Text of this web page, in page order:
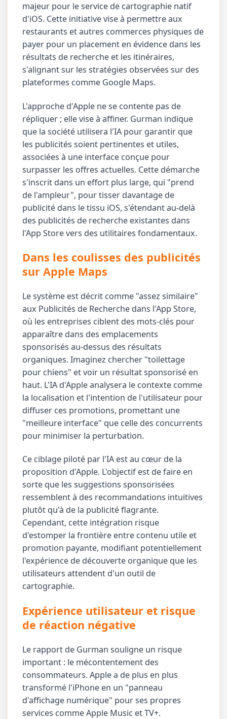
majeur pour le service de cartographie natif
d'iOS. Cette initiative vise à permettre aux
restaurants et autres commerces physiques de
payer pour un placement en évidence dans les
résultats de recherche et les itinéraires,
s'alignant sur les stratégies observées sur des
plateformes comme Google Maps.
L'approche d'Apple ne se contente pas de
répliquer ; elle vise à affiner. Gurman indique
que la société utilisera l'IA pour garantir que
les publicités soient pertinentes et utiles,
associées à une interface conçue pour
surpasser les offres actuelles. Cette démarche
s'inscrit dans un effort plus large, qui "prend
de l'ampleur", pour tisser davantage de
publicité dans le tissu iOS, s'étendant au-delà
des publicités de recherche existantes dans
l'App Store vers des utilitaires fondamentaux.
Dans les coulisses des publicités
sur Apple Maps
Le système est décrit comme "assez similaire"
aux Publicités de Recherche dans l'App Store,
où les entreprises ciblent des mots-clés pour
apparaître dans des emplacements
sponsorisés au-dessus des résultats
organiques. Imaginez chercher "toilettage
pour chiens" et voir un résultat sponsorisé en
haut. L'IA d'Apple analysera le contexte comme
la localisation et l'intention de l'utilisateur pour
diffuser ces promotions, promettant une
"meilleure interface" que celle des concurrents
pour minimiser la perturbation.
Ce ciblage piloté par l'IA est au cœur de la
proposition d'Apple. L'objectif est de faire en
sorte que les suggestions sponsorisées
ressemblent à des recommandations intuitives
plutôt qu'à de la publicité flagrante.
Cependant, cette intégration risque
d'estomper la frontière entre contenu utile et
promotion payante, modifiant potentiellement
l'expérience de découverte organique que les
utilisateurs attendent d'un outil de
cartographie.
Expérience utilisateur et risque
de réaction négative
Le rapport de Gurman souligne un risque
important : le mécontentement des
consommateurs. Apple a de plus en plus
transformé l'iPhone en un "panneau
d'affichage numérique" pour ses propres
services comme Apple Music et TV+.